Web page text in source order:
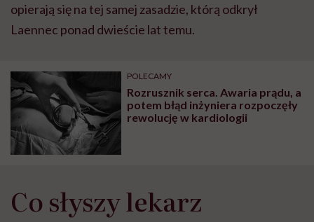
opierają się na tej samej zasadzie, którą odkrył
Laennec ponad dwieście lat temu.
POLECAMY
Rozrusznik serca. Awaria prądu, a
potem błąd inżyniera rozpoczęły
rewolucję w kardiologii
Co słyszy lekarz